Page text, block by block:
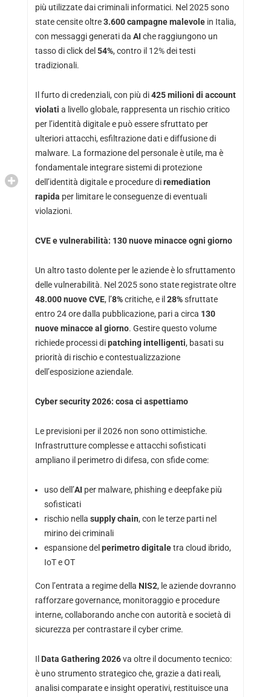
più utilizzate dai criminali informatici. Nel 2025 sono
state censite oltre3.600 campagne malevolein Italia,
con messaggi generati da AI che raggiungono un
tasso di click del 54%, contro il 12% dei testi
tradizionali.
Il furto di credenziali, con più di425 milioni di account
violati a livello globale, rappresenta un rischio critico
per l’identità digitale e può essere sfruttato per
ulteriori attacchi, esfiltrazione dati e diffusione di
malware. La formazione del personale è utile, ma è
fondamentale integrare sistemi di protezione
dell’identità digitale e procedure diremediation
rapida per limitare le conseguenze di eventuali
violazioni.
CVE e vulnerabilità: 130 nuove minacce ogni giorno
Un altro tasto dolente per le aziende è lo sfruttamento
delle vulnerabilità. Nel 2025 sono state registrate oltre
48.000 nuove CVE, l’8%critiche, e il 28%sfruttate
entro 24 ore dalla pubblicazione, pari a circa 130
nuove minacce al giorno. Gestire questo volume
richiede processi dipatching intelligenti, basati su
priorità di rischio e contestualizzazione
dell’esposizione aziendale.
Cyber security 2026: cosa ci aspettiamo
Le previsioni per il 2026 non sono ottimistiche.
Infrastrutture complesse e attacchi sofisticati
ampliano il perimetro di difesa, con sfide come:
uso dell’AI per malware, phishing e deepfake più
sofisticati
rischio nella supply chain, con le terze parti nel
mirino dei criminali
espansione del perimetro digitaletra cloud ibrido,
IoT e OT
Con l’entrata a regime della NIS2, le aziende dovranno
rafforzare governance, monitoraggio e procedure
interne, collaborando anche con autorità e società di
sicurezza per contrastare il cyber crime.
Il Data Gathering 2026va oltre il documento tecnico:
è uno strumento strategico che, grazie a dati reali,
analisi comparate e insight operativi, restituisce una